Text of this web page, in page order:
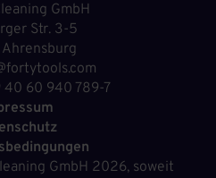
GmbH
Str. 3-5
40 60 940 789-7
GmbH 2026, soweit